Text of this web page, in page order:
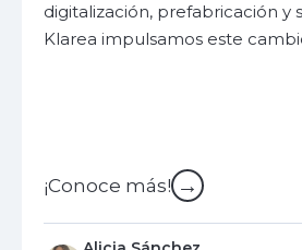
digitalización, prefabricación y
Klarea impulsamos este
¡Conoce más! →